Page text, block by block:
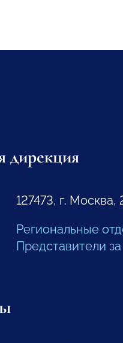
дирекция
127473, г.
Региональные
Представители